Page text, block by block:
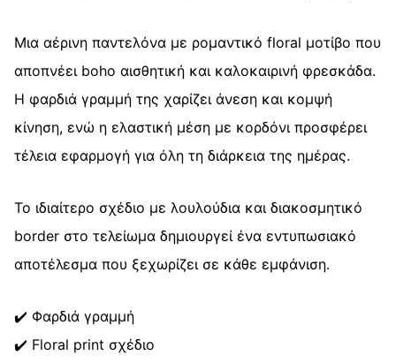
Μια αέρινη παντελόνα με ρομαντικό floral μοτίβο που
αποπνέει boho αισθητική και καλοκαιρινή φρεσκάδα.
Η φαρδιά γραμμή της χαρίζει άνεση και κομψή
κίνηση, ενώ η ελαστική μέση με κορδόνι προσφέρει
τέλεια εφαρμογή για όλη τη διάρκεια της ημέρας.
Το ιδιαίτερο σχέδιο με λουλούδια και διακοσμητικό
border στο τελείωμα δημιουργεί ένα εντυπωσιακό
αποτέλεσμα που ξεχωρίζει σε κάθε εμφάνιση.
✔️ Φαρδιά γραμμή
✔️ Floral print σχέδιο